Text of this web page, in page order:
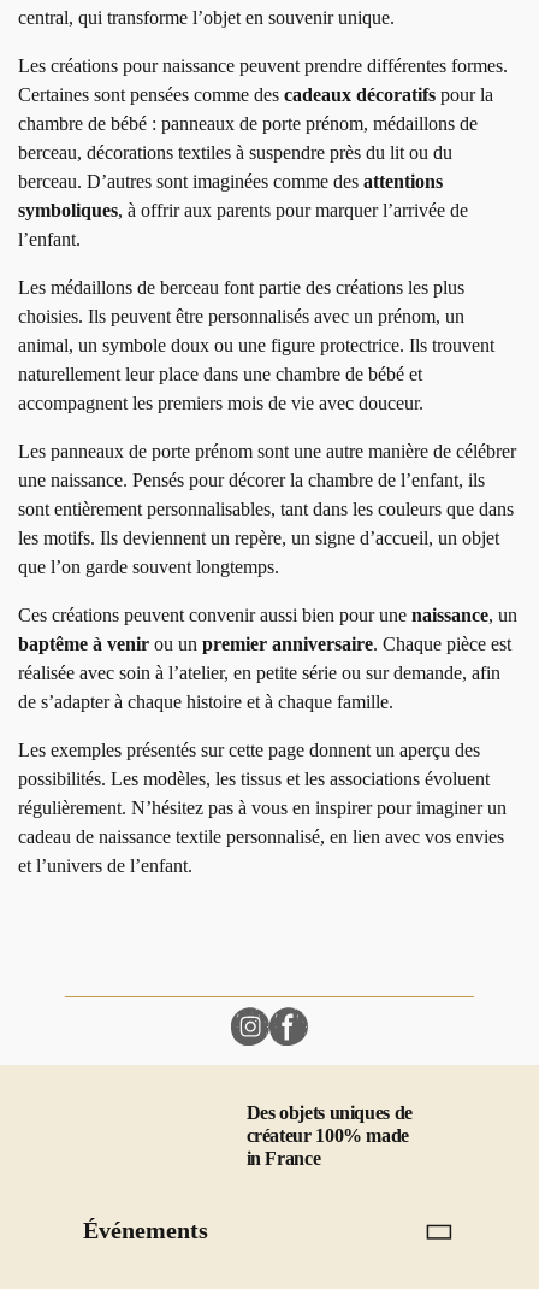
central, qui transforme l’objet en souvenir unique.
Les créations pour naissance peuvent prendre différentes formes.
Certaines sont pensées comme descadeaux décoratifs pour la
chambre de bébé : panneaux de porte prénom, médaillons de
berceau, décorations textiles à suspendre près du lit ou du
berceau. D’autres sont imaginées comme desattentions
symboliques, à offrir aux parents pour marquer l’arrivée de
l’enfant.
Les médaillons de berceau font partie des créations les plus
choisies. Ils peuvent être personnalisés avec un prénom, un
animal, un symbole doux ou une figure protectrice. Ils trouvent
naturellement leur place dans une chambre de bébé et
accompagnent les premiers mois de vie avec douceur.
Les panneaux de porte prénom sont une autre manière de célébrer
une naissance. Pensés pour décorer la chambre de l’enfant, ils
sont entièrement personnalisables, tant dans les couleurs que dans
les motifs. Ils deviennent un repère, un signe d’accueil, un objet
que l’on garde souvent longtemps.
Ces créations peuvent convenir aussi bien pour unenaissance, un
baptême à venir ou unpremier anniversaire. Chaque pièce est
réalisée avec soin à l’atelier, en petite série ou sur demande, afin
de s’adapter à chaque histoire et à chaque famille.
Les exemples présentés sur cette page donnent un aperçu des
possibilités. Les modèles, les tissus et les associations évoluent
régulièrement. N’hésitez pas à vous en inspirer pour imaginer un
cadeau de naissance textile personnalisé, en lien avec vos envies
et l’univers de l’enfant.
Des objets uniques de
créateur 100% made
in France
Événements